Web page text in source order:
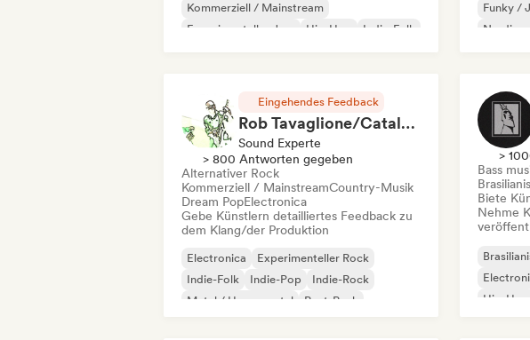
Kommerziell / Mainstream
Experimenteller Jazz
Hip-Hop
Indie-Folk
Funky /
Nu-
Eingehendes Feedback
Rob Tavaglione/Catalyst Recording
Sound Experte
> 800 Antworten gegeben
Alternativer Rock
Kommerziell / MainstreamCountry-Musik
Dream PopElectronica
Gebe Künstlern detailliertes Feedback zu
dem Klang/der Produktion
Electronica
Experimenteller Rock
Indie-Folk
Indie-Pop
Indie-Rock
Metal / Heavy metal
Post-Punk
>
Bass
Biete
Nehme
Hip-Hop